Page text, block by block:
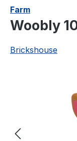
Farm
Woobly
Brickshouse
Bildergalerie